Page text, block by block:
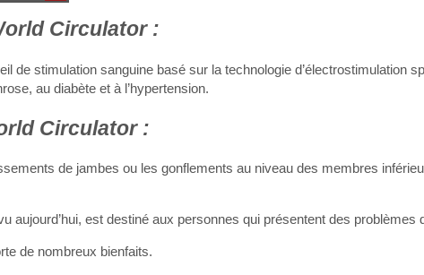
Circulator :
de stimulation sanguine basé sur la technologie d’électrostimulation
au diabète et à l’hypertension.
Circulator :
de jambes ou les gonflements au niveau des membres
aujourd’hui, est destiné aux personnes qui présentent des problèmes
de nombreux bienfaits.